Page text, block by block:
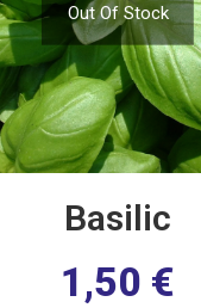
Out Of Stock
Basilic
1,50 €